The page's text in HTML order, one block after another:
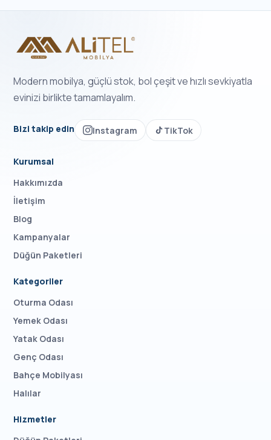
Modern mobilya, güçlü stok, bol çeşit ve hızlı sevkiyatla
evinizi birlikte tamamlayalım.
Bizi takip edin Instagram TikTok
Kurumsal
Hakkımızda
İletişim
Blog
Kampanyalar
Düğün Paketleri
Kategoriler
Oturma Odası
Yemek Odası
Yatak Odası
Genç Odası
Bahçe Mobilyası
Halılar
Hizmetler